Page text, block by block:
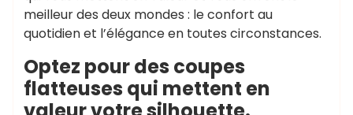
meilleur des deux mondes : le confort au
quotidien et l’élégance en toutes circonstances.
Optez pour des coupes
flatteuses qui mettent en